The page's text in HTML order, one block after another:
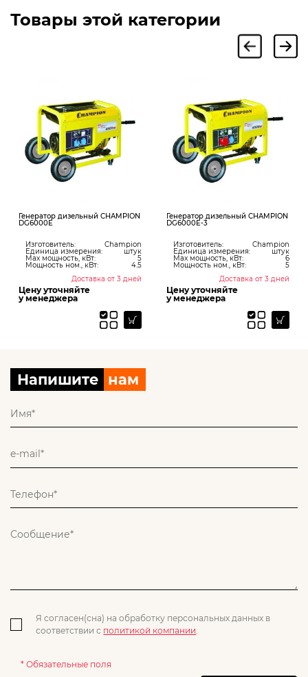
Товары этой категории
CHAMPION
Champion
штук
5
кВт:
4.5
Генератор дизельный CHAMPION
Изготовитель: Champion
Единица измерения: штук
Max мощность, кВт: 6
Мощность ном., кВт:
5
Генератор
Изготовитель:
Единица
Max мощность,
Мощность
Напишите нам
Я согласен(сна) на обработку персональных данных в
соответствии с политикой компании
* Обязательные поля